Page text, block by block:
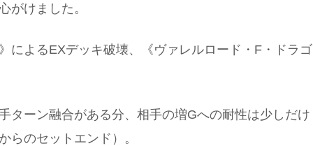
がけました。
によるEXデッキ破壊、《ヴァレルロード・F・ドラゴ
ターン融合がある分、相手の増Gへの耐性は少しだけ
らのセットエンド）。